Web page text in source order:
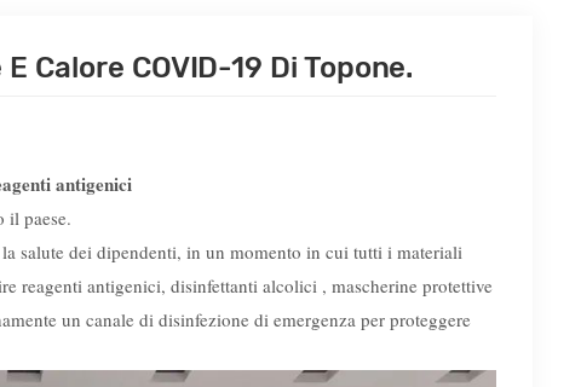
Calore COVID-19 Di Topone.
antigenici
il paese.
salute dei dipendenti, in un momento in cui tutti i materiali
reagenti antigenici, disinfettanti alcolici , mascherine protettive
un canale di disinfezione di emergenza per proteggere